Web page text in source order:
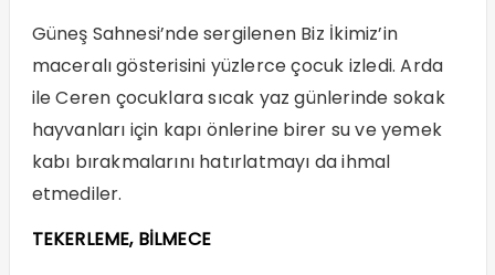
Güneş Sahnesi’nde sergilenen Biz İkimiz’in
maceralı gösterisini yüzlerce çocuk izledi. Arda
ile Ceren çocuklara sıcak yaz günlerinde sokak
hayvanları için kapı önlerine birer su ve yemek
kabı bırakmalarını hatırlatmayı da ihmal
etmediler.
TEKERLEME, BİLMECE